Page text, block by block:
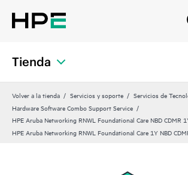
Tienda
Volver a la tienda Servicios y soporte
Servicios de
Hardware Software Combo Support Service
HPE Aruba Networking RNWL Foundational Care NBD CDMR
HPE Aruba Networking RNWL Foundational Care 1Y NBD